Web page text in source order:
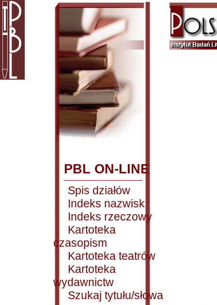
PBL ON-LINE
Spis działów
Indeks nazwisk
Indeks rzeczowy
Kartoteka
czasopism
Kartoteka teatrów
Kartoteka
wydawnictw
Szukaj tytułu/słowa